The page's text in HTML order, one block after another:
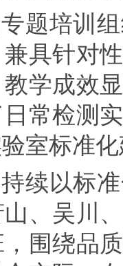
题培训
具针对
学成效
常检测
室标准
续以标
、吴川
围绕品